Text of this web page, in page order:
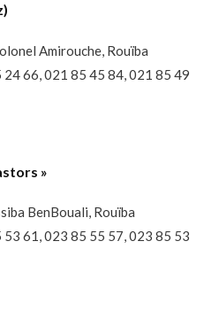
Amirouche, Rouïba
24 66, 021 85 45 84, 021 85 49
»
BenBouali, Rouïba
53 61, 023 85 55 57, 023 85 53